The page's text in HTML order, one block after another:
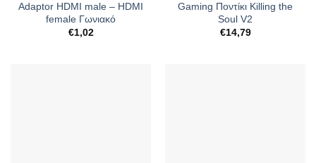
Adaptor HDMI male – HDMI
female Γωνιακό
€1,02
Gaming Ποντίκι Killing the
Soul V2
€14,79